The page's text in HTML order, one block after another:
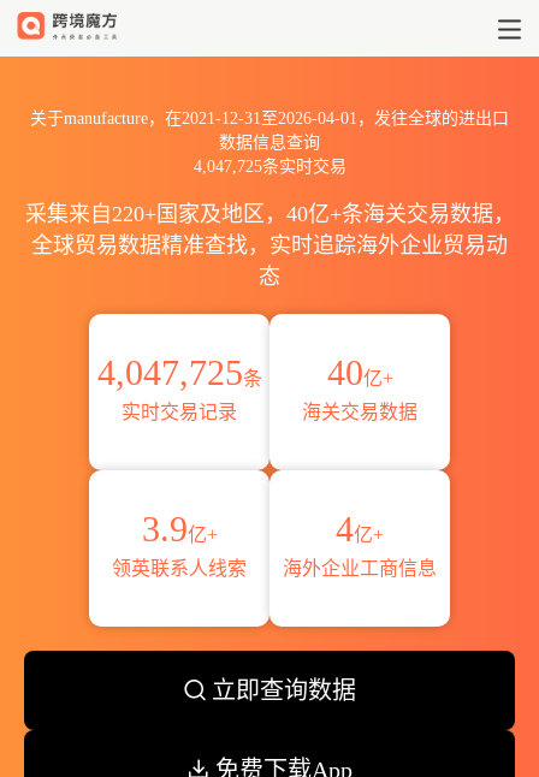
关于manufacture，在2021-12-31至2026-04-01，发往全球的进出口
数据信息查询
4,047,725条实时交易
采集来自220+国家及地区，40亿+条海关交易数据，
全球贸易数据精准查找，实时追踪海外企业贸易动
态
4,047,725条
实时交易记录
40亿+
海关交易数据
3.9亿+
领英联系人线索
4亿+
海外企业工商信息
立即查询数据
免费下载App